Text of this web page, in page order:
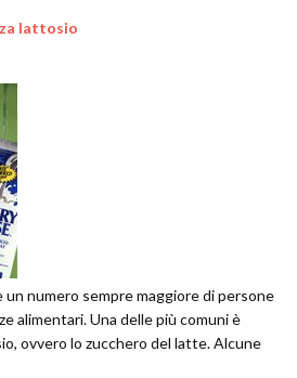
lattosio
numero sempre maggiore di persone
alimentari. Una delle più comuni è
ovvero lo zucchero del latte. Alcune